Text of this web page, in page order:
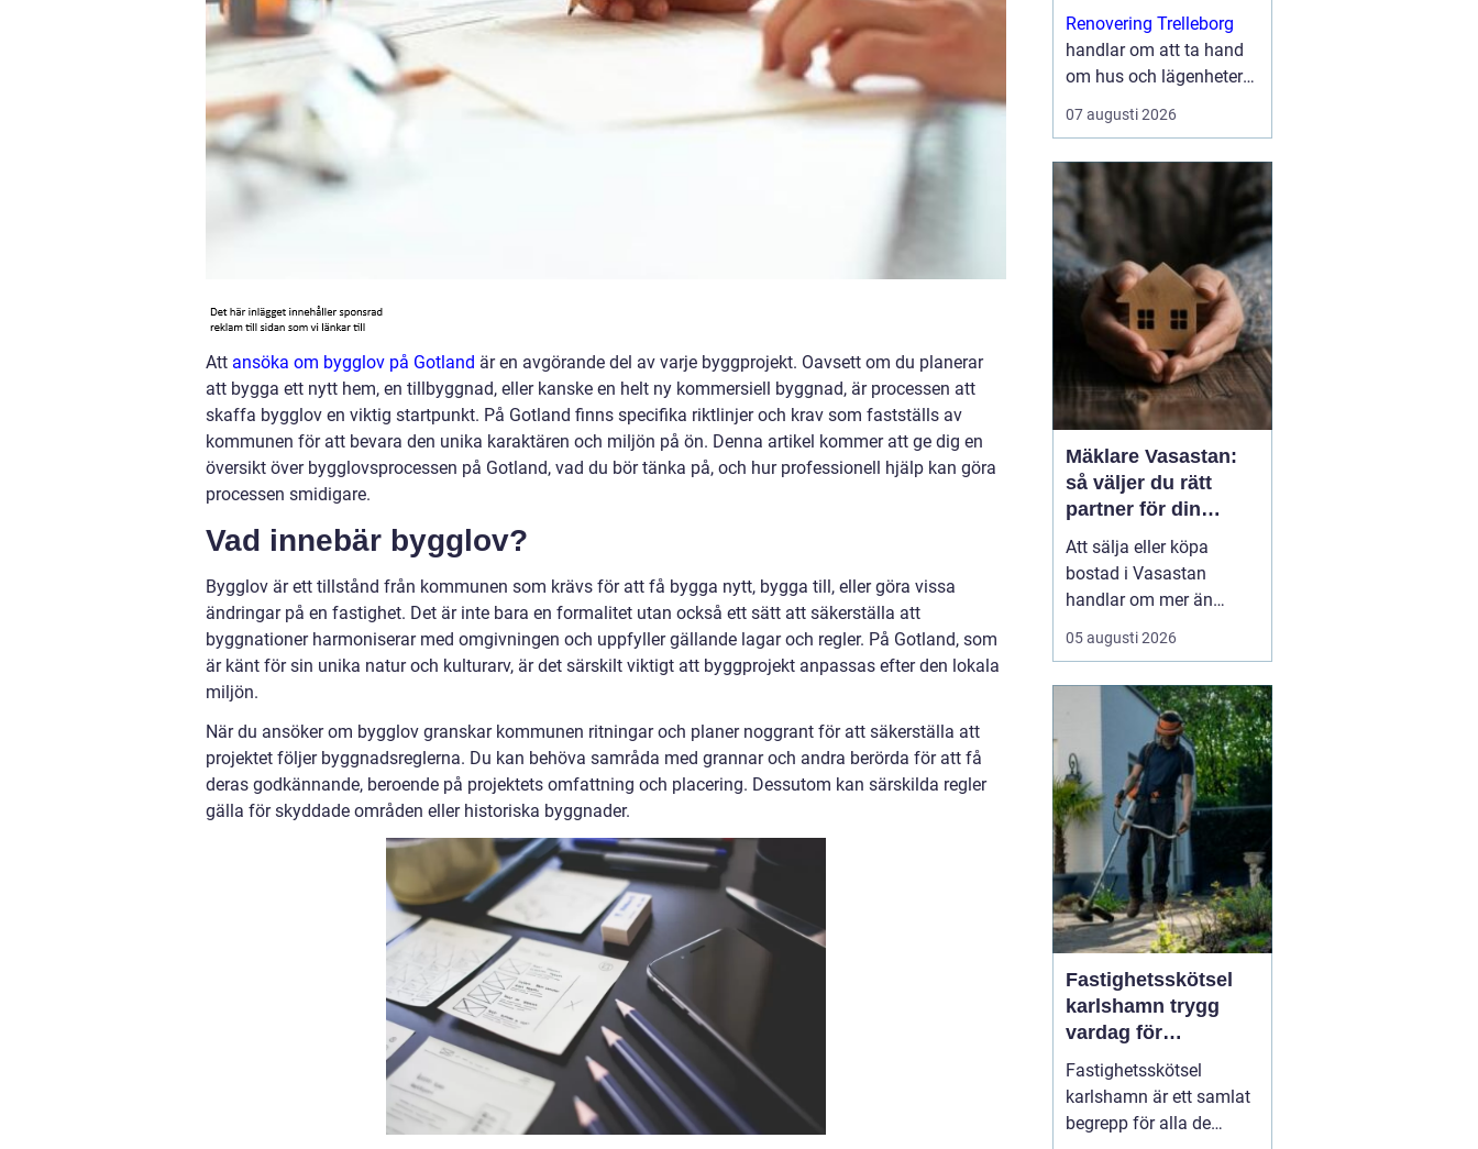
Att ansöka om bygglov på Gotland är en avgörande del av varje byggprojekt. Oavsett om du planerar
att bygga ett nytt hem, en tillbyggnad, eller kanske en helt ny kommersiell byggnad, är processen att
skaffa bygglov en viktig startpunkt. På Gotland finns specifika riktlinjer och krav som fastställs av
kommunen för att bevara den unika karaktären och miljön på ön. Denna artikel kommer att ge dig en
översikt över bygglovsprocessen på Gotland, vad du bör tänka på, och hur professionell hjälp kan göra
processen smidigare.
Vad innebär bygglov?
Bygglov är ett tillstånd från kommunen som krävs för att få bygga nytt, bygga till, eller göra vissa
ändringar på en fastighet. Det är inte bara en formalitet utan också ett sätt att säkerställa att
byggnationer harmoniserar med omgivningen och uppfyller gällande lagar och regler. På Gotland, som
är känt för sin unika natur och kulturarv, är det särskilt viktigt att byggprojekt anpassas efter den lokala
miljön.
När du ansöker om bygglov granskar kommunen ritningar och planer noggrant för att säkerställa att
projektet följer byggnadsreglerna. Du kan behöva samråda med grannar och andra berörda för att få
deras godkännande, beroende på projektets omfattning och placering. Dessutom kan särskilda regler
gälla för skyddade områden eller historiska byggnader.
med kvalitet
Renovering Trelleborg
handlar om att ta hand
om hus och lägenheter
på ett sätt som både
stärker vardagen och
bostaden. I en stad me...
07 augusti 2026
Mäklare Vasastan:
så väljer du rätt
partner för din
bostadsaffär
Att sälja eller köpa
bostad i Vasastan
handlar om mer än
kvadratmeter och
slutpris. Området bär på
sekelskifteshus med
djupa fönsternischer till
funkisgator och lugna
innergårdar...
05 augusti 2026
Fastighetsskötsel
karlshamn trygg
vardag för
fastighetsägare
Fastighetsskötsel
karlshamn är ett samlat
begrepp för alla de